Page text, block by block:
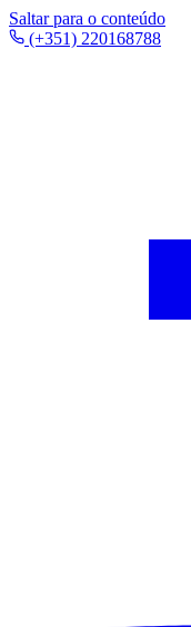
Saltar para o conteúdo
(+351) 220168788